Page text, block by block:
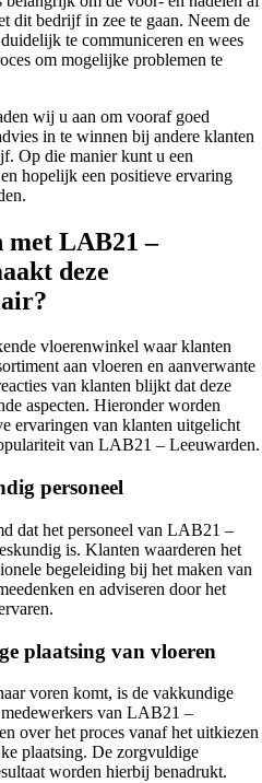
dit bedrijf in zee te gaan. Neem de
te communiceren en wees
om mogelijke problemen te
wij u aan om vooraf goed
in te winnen bij andere klanten
Op die manier kunt u een
hopelijk een positieve ervaring
met LAB21 –
deze
vloerenwinkel waar klanten
aan vloeren en aanverwante
van klanten blijkt dat deze
aspecten. Hieronder worden
ervaringen van klanten uitgelicht
van LAB21 – Leeuwarden.
personeel
dat het personeel van LAB21 –
is. Klanten waarderen het
begeleiding bij het maken van
en adviseren door het
plaatsing van vloeren
voren komt, is de vakkundige
van LAB21 –
over het proces vanaf het uitkiezen
plaatsing. De zorgvuldige
worden hierbij benadrukt.